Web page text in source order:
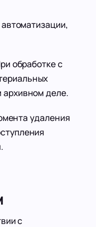
обработке с
архивном деле.
удаления
с